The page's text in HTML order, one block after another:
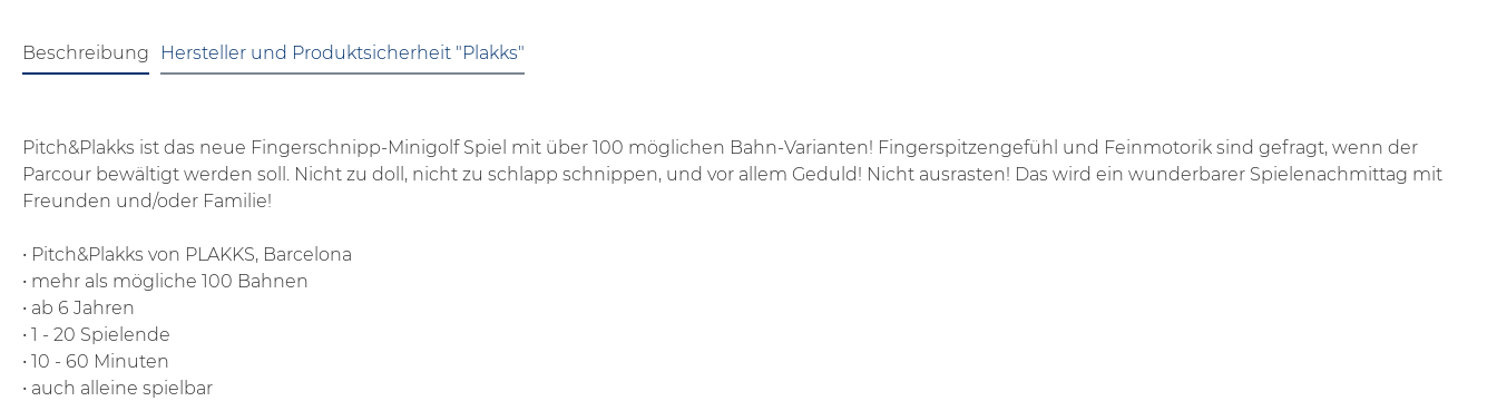
Beschreibung Hersteller und Produktsicherheit "Plakks"
Pitch&Plakks ist das neue Fingerschnipp-Minigolf Spiel mit über 100 möglichen Bahn-Varianten! Fingerspitzengefühl und Feinmotorik sind gefragt, wenn der
Parcour bewältigt werden soll. Nicht zu doll, nicht zu schlapp schnippen, und vor allem Geduld! Nicht ausrasten! Das wird ein wunderbarer Spielenachmittag mit
Freunden und/oder Familie!
• Pitch&Plakks von PLAKKS, Barcelona
• mehr als mögliche 100 Bahnen
• ab 6 Jahren
• 1 - 20 Spielende
• 10 - 60 Minuten
• auch alleine spielbar